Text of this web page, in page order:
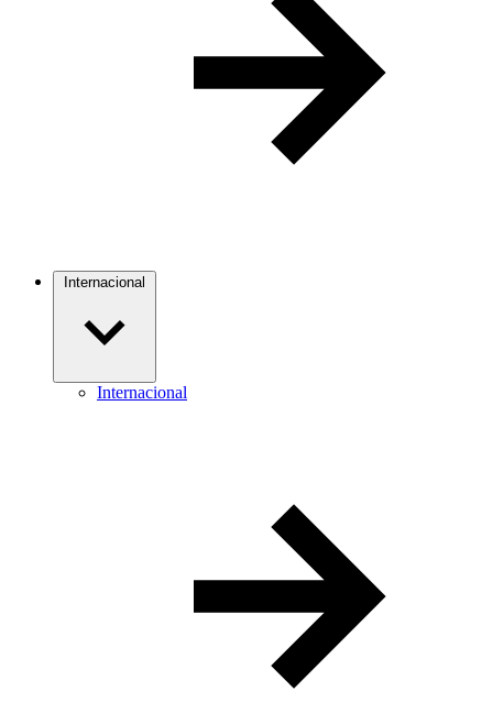
Internacional
Internacional